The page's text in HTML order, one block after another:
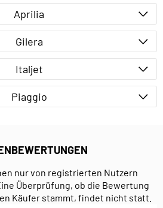
Aprilia
Gilera
Italjet
Piaggio
nur von registrierten Nutzern
Überprüfung, ob die Bewertung
Käufer stammt, findet nicht statt.